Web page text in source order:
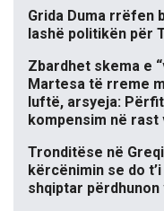
Grida Duma rrëfen
lashë politikën për
Zbardhet skema e
Martesa të rreme
luftë, arsyeja:
kompensim në rast
Tronditëse në
kërcënimin se do
shqiptar